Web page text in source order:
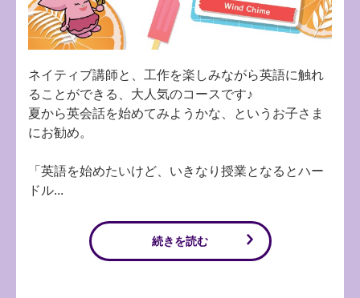
ネイティブ講師と、工作を楽しみながら英語に触れ
ることができる、大人気のコースです♪
夏から英会話を始めてみようかな、というお子さま
にお勧め。
「英語を始めたいけど、いきなり授業となるとハー
ドル...
続きを読む